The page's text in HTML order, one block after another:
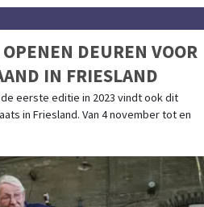
DEUREN VOOR
IN FRIESLAND
de eerste editie in 2023 vindt ook dit
in Friesland. Van 4 november tot en